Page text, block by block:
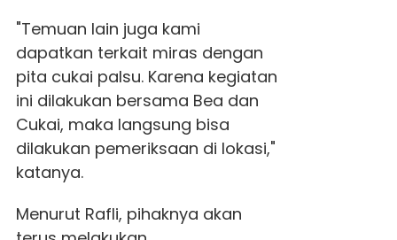
"Temuan lain juga kami
dapatkan terkait miras dengan
pita cukai palsu. Karena kegiatan
ini dilakukan bersama Bea dan
Cukai, maka langsung bisa
dilakukan pemeriksaan di lokasi,"
katanya.
Menurut Rafli, pihaknya akan